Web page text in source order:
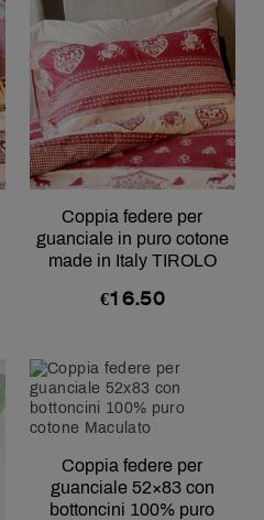
Coppia federe per
guanciale in puro cotone
made in Italy TIROLO
€16.50
Coppia federe per
guanciale 52×83 con
bottoncini 100% puro